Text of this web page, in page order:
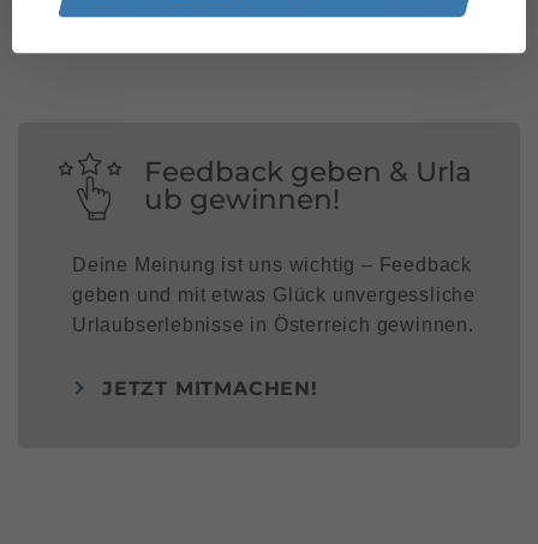
Feedback geben & Urla
ub gewinnen!
Deine Meinung ist uns wichtig – Feedback
geben und mit etwas Glück unvergessliche
Urlaubserlebnisse in Österreich gewinnen.
JETZT MITMACHEN!